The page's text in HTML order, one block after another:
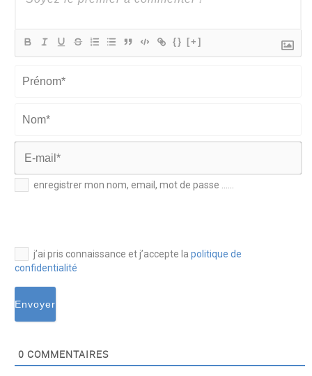
{} [+]
Nom*
E-
mail*
enregistrer mon nom, email, mot de passe ......
j’ai pris connaissance et j’accepte la politique de
confidentialité
0 COMMENTAIRES